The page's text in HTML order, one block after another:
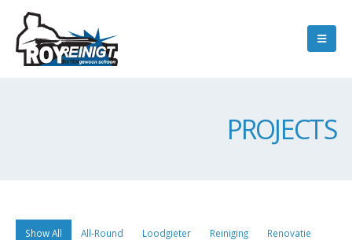
PROJECTS
Show All All-Round Loodgieter Reiniging Renovatie